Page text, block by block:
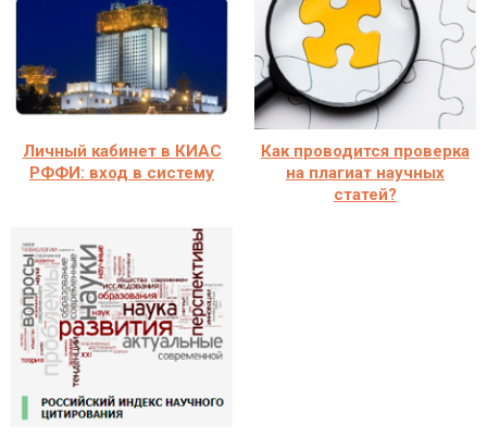
Личный кабинет в КИАС
РФФИ: вход в систему
Как проводится проверка
на плагиат научных
статей?